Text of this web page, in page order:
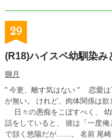
29
(R18)ハイスペ幼馴染み
獅月
" 今更、離す気はない " 恋愛は下手だし、男運が無く、 夜の方は満足したこと
が無い。 けれど、肉体関係は
話をしていると、 彼は「一度俺とヤッ
で頷く悠陽だが……。 名前 尾崎 悠陽(おざき はるひ) 年齢 28歳 身長 167cm 血